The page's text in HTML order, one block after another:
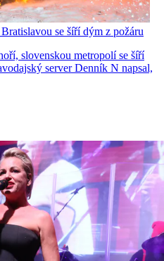
se šíří dým z požáru
slovenskou metropolí se šíří
server Denník N napsal,